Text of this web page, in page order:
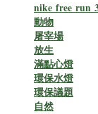
nike free run
動物
屠宰場
放生
滿點心燈
環保水燈
環保議題
自然